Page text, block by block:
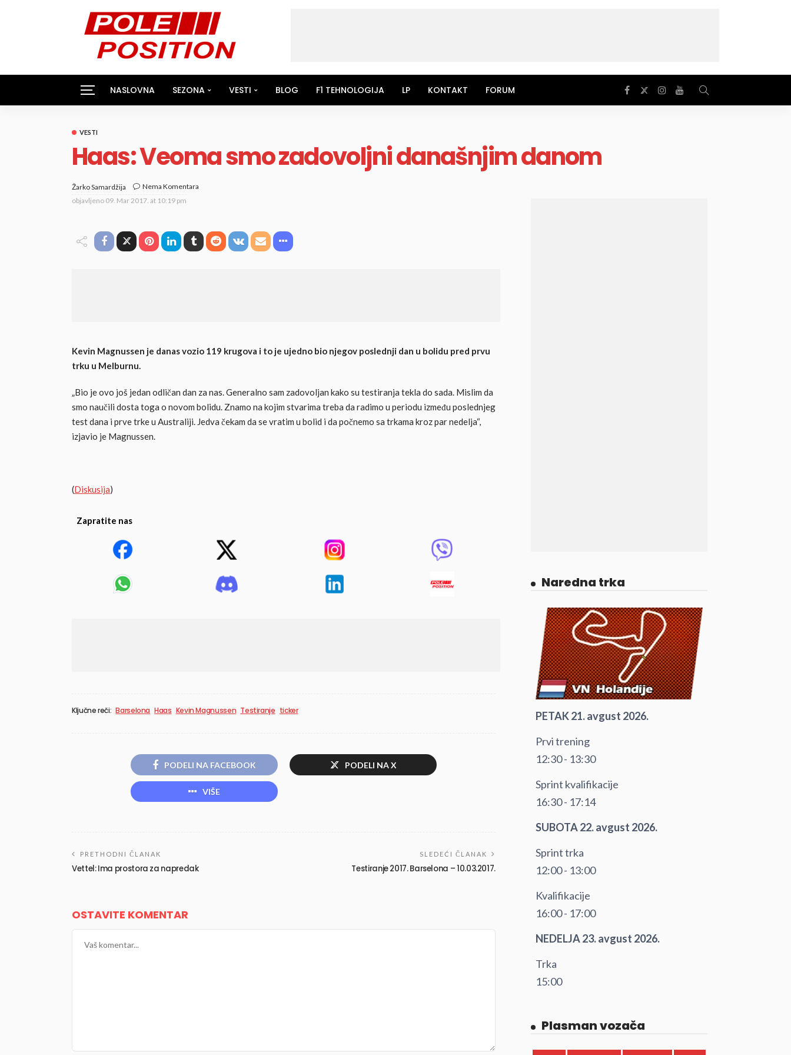
NASLOVNA SEZONA VESTI BLOG F1 TEHNOLOGIJA LP KONTAKT FORUM
VESTI
Haas: Veoma smo zadovoljni današnjim danom
Žarko Samardžija
Nema Komentara
objavljeno 09. Mar 2017. at 10:19 pm
Kevin Magnussen je danas vozio 119 krugova i to je ujedno bio njegov poslednji dan u bolidu pred prvu
trku u Melburnu.
„Bio je ovo još jedan odličan dan za nas. Generalno sam zadovoljan kako su testiranja tekla do sada. Mislim da
smo naučili dosta toga o novom bolidu. Znamo na kojim stvarima treba da radimo u periodu između poslednjeg
test dana i prve trke u Australiji. Jedva čekam da se vratim u bolid i da počnemo sa trkama kroz par nedelja“,
izjavio je Magnussen.
(Diskusija)
Zapratite nas
Ključne reči: Barselona Haas Kevin Magnussen Testiranje ticker
PODELI NA FACEBOOK PODELI NA X
VIŠE
PRETHODNI ČLANAK
Vettel: Ima prostora za napredak
SLEDEĆI ČLANAK
Testiranje 2017. Barselona – 10.03.2017.
OSTAVITE KOMENTAR
Naredna trka
PETAK 21. avgust 2026.
Prvi trening
12:30 - 13:30
Sprint kvalifikacije
16:30 - 17:14
SUBOTA 22. avgust 2026.
Sprint trka
12:00 - 13:00
Kvalifikacije
16:00 - 17:00
NEDELJA 23. avgust 2026.
Trka
15:00
Plasman vozača